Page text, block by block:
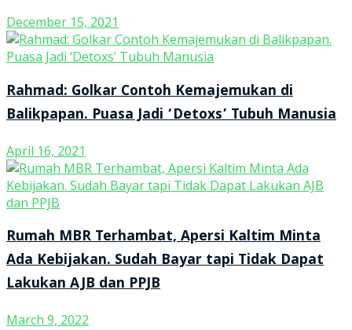
December 15, 2021
Rahmad: Golkar Contoh Kemajemukan di
Balikpapan. Puasa Jadi ‘Detoxs’ Tubuh Manusia
April 16, 2021
Rumah MBR Terhambat, Apersi Kaltim Minta
Ada Kebijakan. Sudah Bayar tapi Tidak Dapat
Lakukan AJB dan PPJB
March 9, 2022